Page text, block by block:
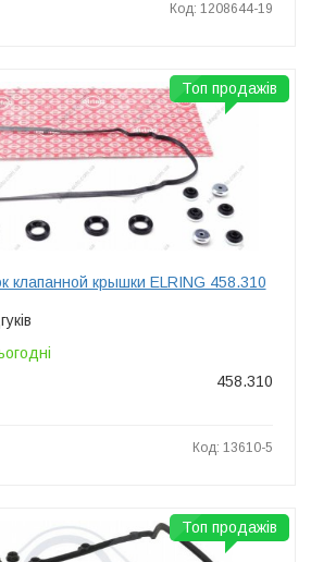
Код: 1208644-19
клапанной крышки ELRING 458.310
458.310
Код: 13610-5
Топ продажів
Топ продажів